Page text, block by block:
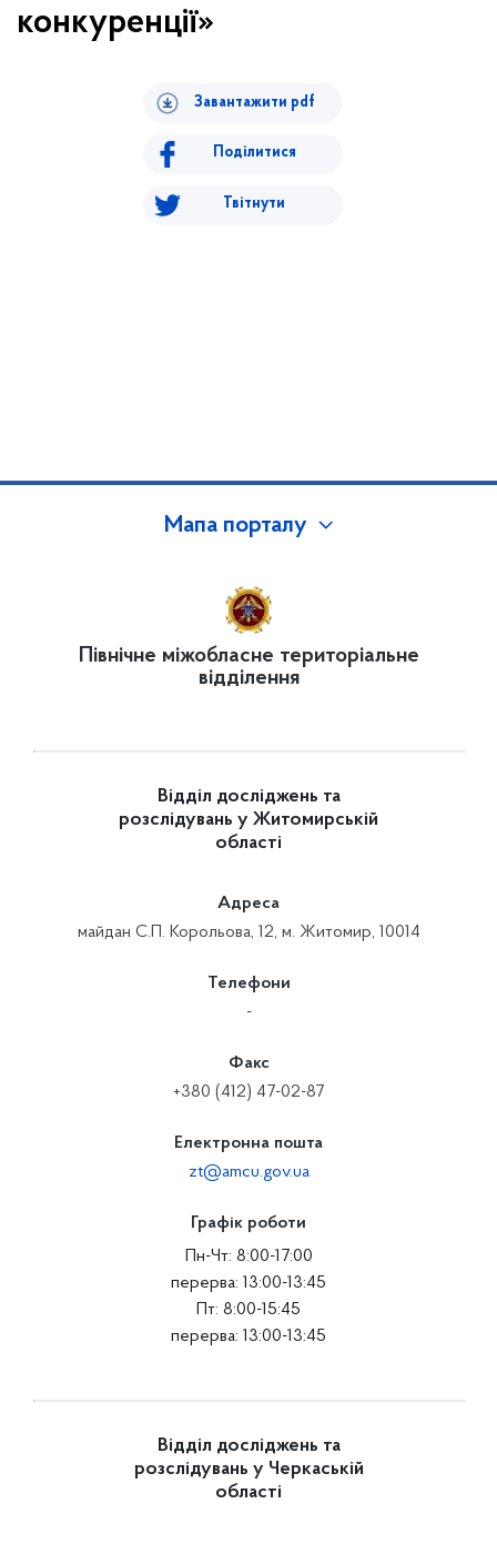
конкуренції»
Завантажити pdf
Поділитися
Твітнути
Мапа порталу
Північне міжобласне територіальне
відділення
Відділ досліджень та
розслідувань у Житомирській
області
Адреса
майдан С.П. Корольова, 12, м. Житомир, 10014
Телефони
-
Факс
+380 (412) 47-02-87
Електронна пошта
zt@amcu.gov.ua
Графік роботи
Пн-Чт: 8:00-17:00
перерва: 13:00-13:45
Пт: 8:00-15:45
перерва: 13:00-13:45
Відділ досліджень та
розслідувань у Черкаській
області